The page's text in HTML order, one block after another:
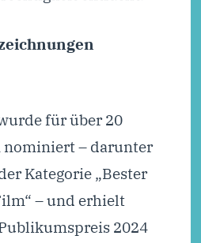
für über 20
nominiert – darunter
Kategorie „Bester
– und erhielt
2024